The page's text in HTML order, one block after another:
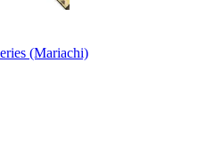
(Mariachi)